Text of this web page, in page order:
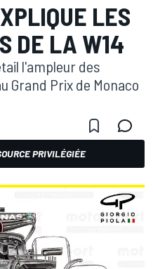
LES
DE LA W14
l'ampleur des
Grand Prix de Monaco
PRIVILÉGIÉE